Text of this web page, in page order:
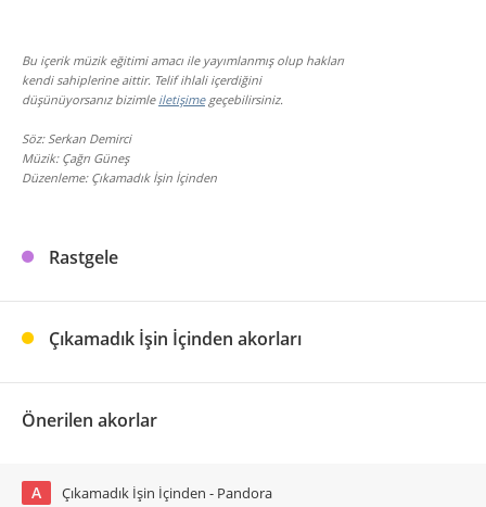
Bu içerik müzik eğitimi amacı ile yayımlanmış olup hakları
kendi sahiplerine aittir. Telif ihlali içerdiğini
düşünüyorsanız bizimle iletişimegeçebilirsiniz.
Söz: Serkan Demirci
Müzik: Çağrı Güneş
Düzenleme: Çıkamadık İşin İçinden
Rastgele
Çıkamadık İşin İçinden akorları
Önerilen akorlar
A Çıkamadık İşin İçinden - Pandora